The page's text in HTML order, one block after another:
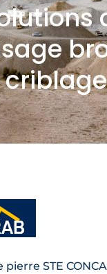
criblage
pierre STE